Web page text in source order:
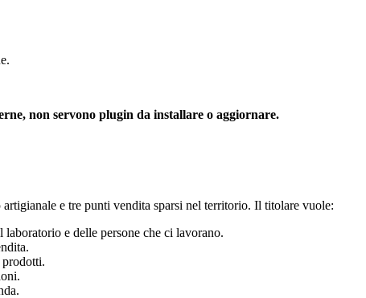
non servono plugin da installare o aggiornare.
e tre punti vendita sparsi nel territorio. Il titolare vuole:
e delle persone che ci lavorano.